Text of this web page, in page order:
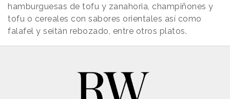
hamburguesas de tofu y zanahoria, champiñones y
tofu o cereales con sabores orientales así como
falafel y seitán rebozado, entre otros platos.